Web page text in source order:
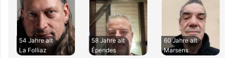
54 Jahre alt
La Folliaz
58 Jahre alt
Épendes
60 Jahre alt
Marsens